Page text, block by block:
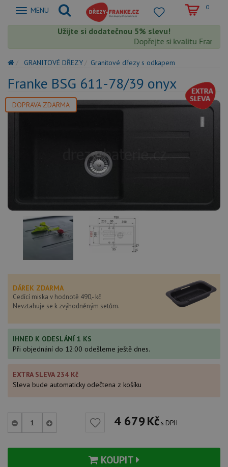
Zobrazit
MENU 0
Užijte si dodatečnou 5% slevu!
Dopřejte si kvalitu Franke s
GRANITOVÉ DŘEZY Granitové dřezy s odkapem
Franke BSG 611-78/39 onyx
DOPRAVA ZDARMA
DÁREK ZDARMA
Cedící miska v hodnotě 490,- kč
Nevztahuje se k zvýhodněným setům.
IHNED K ODESLÁNÍ 1 KS
Při objednání do 12:00 odešleme ještě dnes.
EXTRA SLEVA 234 Kč
Sleva bude automaticky odečtena z košíku
4 679Kč s DPH
KOUPIT